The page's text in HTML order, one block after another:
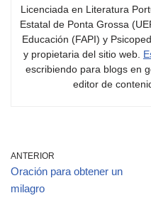
Licenciada en Literatura
Estatal de Ponta Grossa
Educación (FAPI) y
y propietaria del sitio web.
escribiendo para blogs en
editor de
ANTERIOR
Oración para obtener un
milagro